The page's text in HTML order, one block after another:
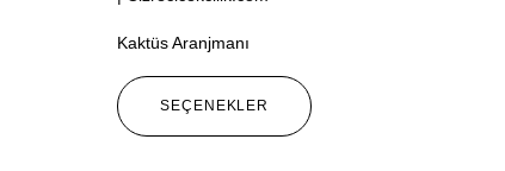
Kaktüs Aranjmanı
SEÇENEKLER